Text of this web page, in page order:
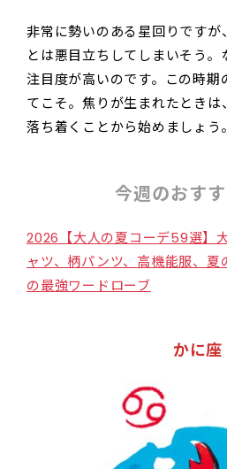
非常に勢いのある星回りですが
とは悪目立ちしてしまいそう。
注目度が高いのです。この時期
てこそ。焦りが生まれたときは
落ち着くことから始めましょう。
今週のおす
2026【大人の夏コーデ59選】
ャツ、柄パンツ、高機能服、
の最強ワードローブ
かに座